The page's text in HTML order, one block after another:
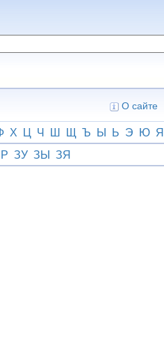
О сайте
Х Ц Ч Ш Щ Ъ Ы Ь Э Ю Я
ЗУ ЗЫ ЗЯ